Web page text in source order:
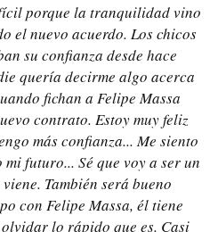
porque la tranquilidad vino
el nuevo acuerdo. Los chicos
su confianza desde hace
quería decirme algo acerca
fichan a Felipe Massa
contrato. Estoy muy feliz
más confianza... Me siento
futuro... Sé que voy a ser un
También será bueno
con Felipe Massa, él tiene
lo rápido que es. Casi